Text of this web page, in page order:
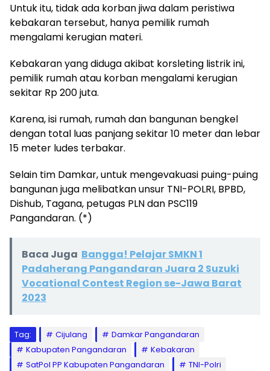
Untuk itu, tidak ada korban jiwa dalam peristiwa
kebakaran tersebut, hanya pemilik rumah
mengalami kerugian materi.
Kebakaran yang diduga akibat korsleting listrik ini,
pemilik rumah atau korban mengalami kerugian
sekitar Rp 200 juta.
Karena, isi rumah, rumah dan bangunan bengkel
dengan total luas panjang sekitar 10 meter dan lebar
15 meter ludes terbakar.
Selain tim Damkar, untuk mengevakuasi puing-puing
bangunan juga melibatkan unsur TNI-POLRI, BPBD,
Dishub, Tagana, petugas PLN dan PSC119
Pangandaran. (*)
Baca Juga Bangga! Pelajar SMKN 1
Padaherang Pangandaran Juara 2 Suzuki
Vocational Contest Region se-Jawa Barat
2023
Tag: Cijulang
Damkar Pangandaran
Kabupaten Pangandaran
Kebakaran
SatPol PP Kabupaten Pangandaran
TNI-Polri